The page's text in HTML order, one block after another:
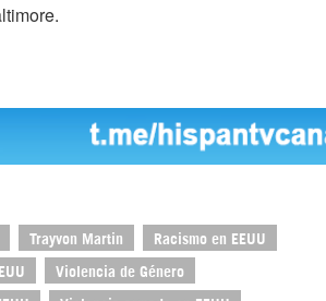
Trayvon Martin Racismo en EEUU
Violencia de Género